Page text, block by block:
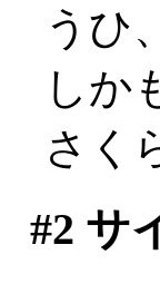
うひ
しか
さく
#2 サ